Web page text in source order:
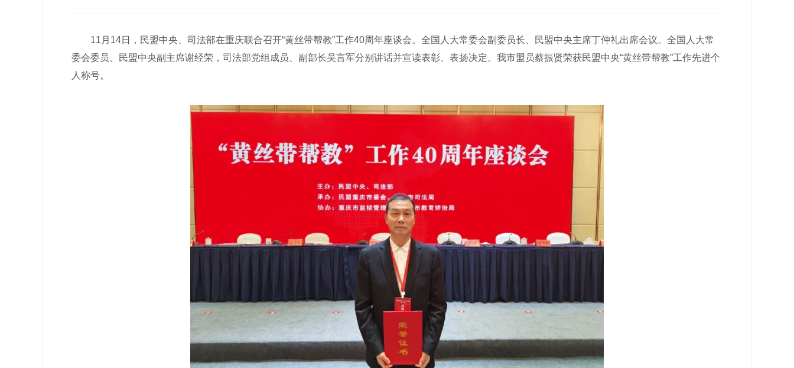
11月14日，民盟中央、司法部在重庆联合召开“黄丝带帮教”工作40周年座谈会。全国人大常委会副委员长、民盟中央主席丁仲礼出席会议。全国人大常
委会委员、民盟中央副主席谢经荣，司法部党组成员、副部长吴言军分别讲话并宣读表彰、表扬决定。我市盟员蔡振贤荣获民盟中央“黄丝带帮教”工作先进个
人称号。